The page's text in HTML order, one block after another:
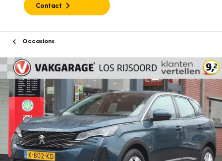
Contact
Occasions